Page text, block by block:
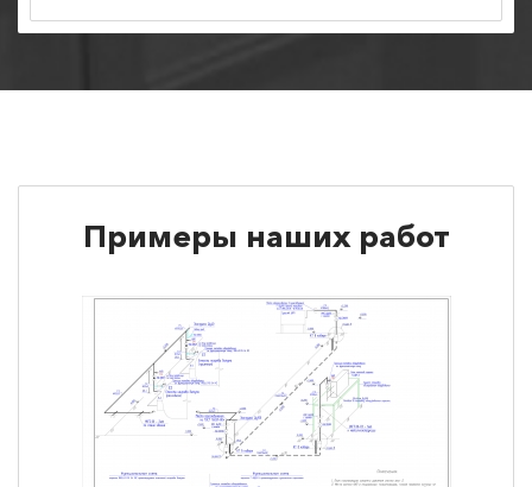
Примеры наших работ